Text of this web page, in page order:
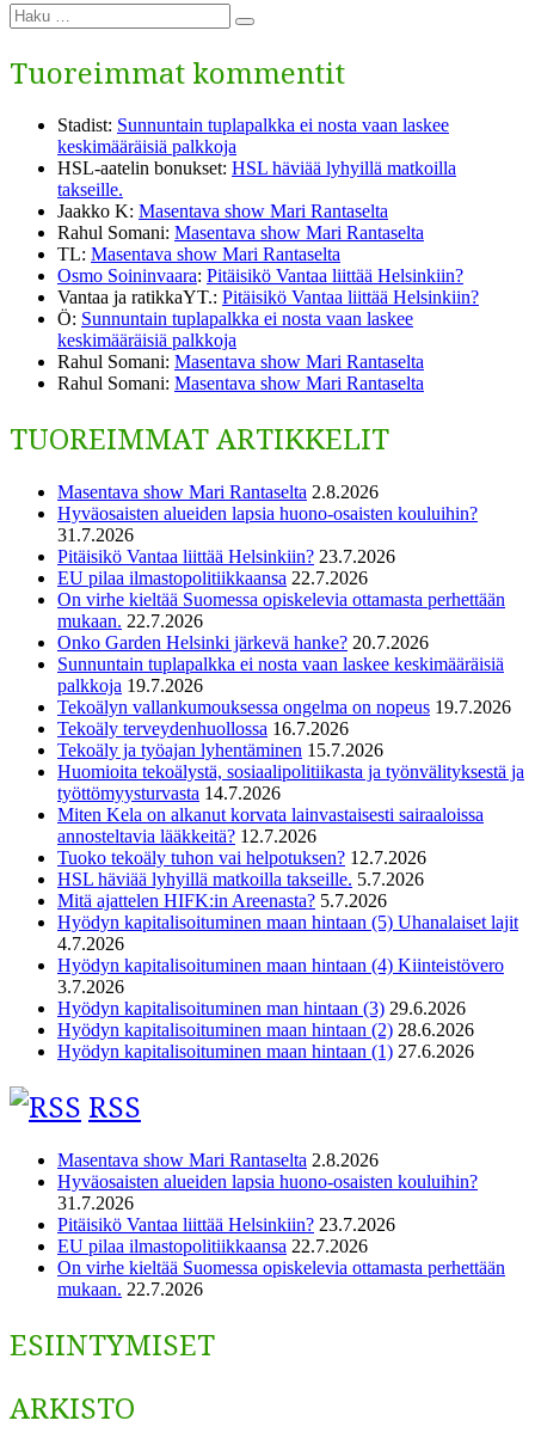
Etsi:
Haku
Tuoreimmat kommentit
Stadist: Sunnuntain tuplapalkka ei nosta vaan laskee
keskimääräisiä palkkoja
HSL-aatelin bonukset: HSL häviää lyhyillä matkoilla
takseille.
Jaakko K: Masentava show Mari Rantaselta
Rahul Somani: Masentava show Mari Rantaselta
TL: Masentava show Mari Rantaselta
Osmo Soininvaara: Pitäisikö Vantaa liittää Helsinkiin?
Vantaa ja ratikkaYT.: Pitäisikö Vantaa liittää Helsinkiin?
Ö: Sunnuntain tuplapalkka ei nosta vaan laskee
keskimääräisiä palkkoja
Rahul Somani: Masentava show Mari Rantaselta
Rahul Somani: Masentava show Mari Rantaselta
TUOREIMMAT ARTIKKELIT
Masentava show Mari Rantaselta 2.8.2026
Hyväosaisten alueiden lapsia huono-osaisten kouluihin?
31.7.2026
Pitäisikö Vantaa liittää Helsinkiin? 23.7.2026
EU pilaa ilmastopolitiikkaansa 22.7.2026
On virhe kieltää Suomessa opiskelevia ottamasta perhettään
mukaan. 22.7.2026
Onko Garden Helsinki järkevä hanke? 20.7.2026
Sunnuntain tuplapalkka ei nosta vaan laskee keskimääräisiä
palkkoja 19.7.2026
Tekoälyn vallankumouksessa ongelma on nopeus 19.7.2026
Tekoäly terveydenhuollossa 16.7.2026
Tekoäly ja työajan lyhentäminen 15.7.2026
Huomioita tekoälystä, sosiaalipolitiikasta ja työnvälityksestä ja
työttömyysturvasta 14.7.2026
Miten Kela on alkanut korvata lainvastaisesti sairaaloissa
annosteltavia lääkkeitä? 12.7.2026
Tuoko tekoäly tuhon vai helpotuksen? 12.7.2026
HSL häviää lyhyillä matkoilla takseille. 5.7.2026
Mitä ajattelen HIFK:in Areenasta? 5.7.2026
Hyödyn kapitalisoituminen maan hintaan (5) Uhanalaiset lajit
4.7.2026
Hyödyn kapitalisoituminen maan hintaan (4) Kiinteistövero
3.7.2026
Hyödyn kapitalisoituminen man hintaan (3) 29.6.2026
Hyödyn kapitalisoituminen maan hintaan (2) 28.6.2026
Hyödyn kapitalisoituminen maan hintaan (1) 27.6.2026
RSS
Masentava show Mari Rantaselta 2.8.2026
Hyväosaisten alueiden lapsia huono-osaisten kouluihin?
31.7.2026
Pitäisikö Vantaa liittää Helsinkiin? 23.7.2026
EU pilaa ilmastopolitiikkaansa 22.7.2026
On virhe kieltää Suomessa opiskelevia ottamasta perhettään
mukaan. 22.7.2026
ESIINTYMISET
ARKISTO